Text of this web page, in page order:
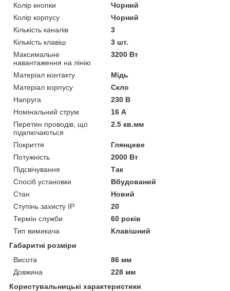
Колір кнопки
Чорний
Колір корпусу
Чорний
Кількість каналів
3
Кількість клавіш
3 шт.
Максимальне
навантаження на лінію
3200 Вт
Матеріал контакту
Мідь
Матеріал корпусу
Скло
Напруга
230 В
Номінальний струм
16 А
Перетин проводів, що
підключаються
2.5 кв.мм
Покриття
Глянцеве
Потужність
2000 Вт
Підсвічування
Так
Спосіб установки
Вбудований
Стан
Новий
Ступінь захисту IP
20
Термін служби
60 років
Тип вимикача
Клавішний
Габаритні розміри
Висота
86 мм
Довжина
228 мм
Користувальницькі характеристики